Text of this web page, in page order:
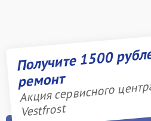
Получите 1500
ремонт
Акция сервисного
Vestfrost